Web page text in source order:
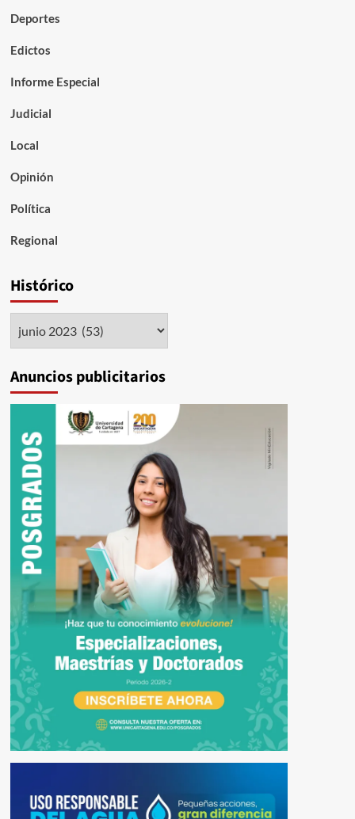
iniciativa
precandidato
Deportes
Edictos
Informe Especial
Judicial
Local
Opinión
Política
Regional
Histórico
Anuncios publicitarios